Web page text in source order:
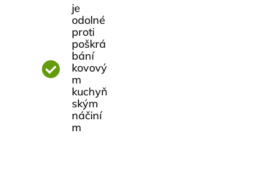
je
odolné
proti
poškrá
bání
kovový
m
kuchyň
ským
náčiní
m